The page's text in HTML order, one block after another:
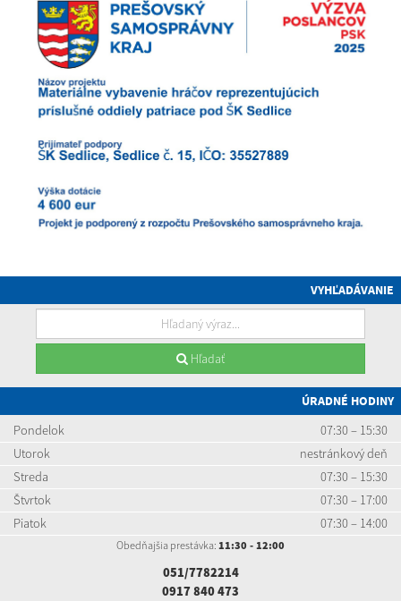
VYHĽADÁVANIE
Hľadať
ÚRADNÉ HODINY
Pondelok
07:30 – 15:30
Utorok
nestránkový deň
Streda
07:30 – 15:30
Štvrtok
07:30 – 17:00
Piatok
07:30 – 14:00
Obedňajšia prestávka: 11:30 - 12:00
051/7782214
0917 840 473